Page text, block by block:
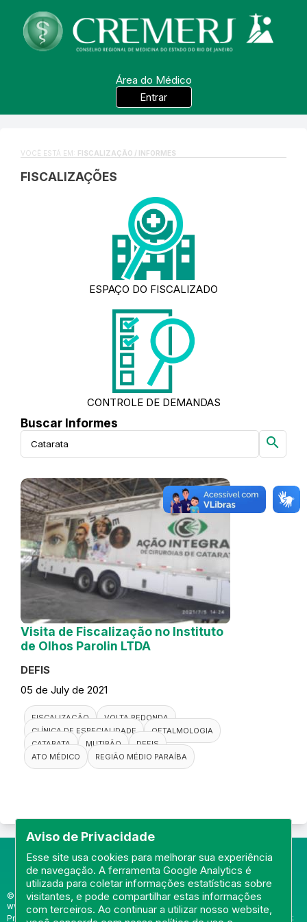
Área do Médico
Entrar
Aviso de Privacidade
Esse site usa cookies para melhorar sua experiência
de navegação. A ferramenta Google Analytics é
utilizada para coletar informações estatísticas sobre
visitantes, e pode compartilhar estas informações
com terceiros. Ao continuar a utilizar nosso website,
VOCÊ ESTÁ EM: FISCALIZAÇÃO / INFORMES
FISCALIZAÇÕES
ESPAÇO DO FISCALIZADO
CONTROLE DE DEMANDAS
Buscar Informes
search
Visita de Fiscalização no Instituto
de Olhos Parolin LTDA
DEFIS
05 de July de 2021
FISCALIZAÇÃO
VOLTA REDONDA
CLÍNICA DE ESPECIALIDADE
OFTALMOLOGIA
CATARATA
MUTIRÃO
DEFIS
ATO MÉDICO
REGIÃO MÉDIO PARAÍBA
© Portal do Conselho Regional de Medicina do Rio de Janeiro -
www.cremerj.org.br
Praia de Botafogo (228), loja 119b - Botafogo - Rio de Janeiro/RJ - CEP: